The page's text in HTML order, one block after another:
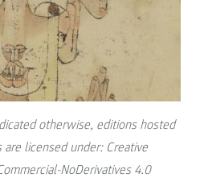
otherwise, editions hosted
licensed under: Creative
NoDerivatives 4.0